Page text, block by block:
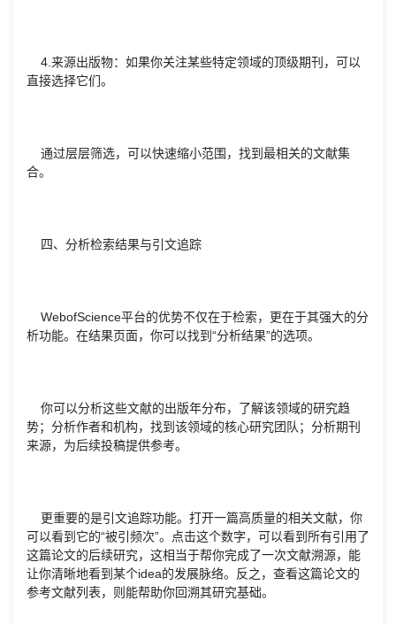
4.来源出版物：如果你关注某些特定领域的顶级期刊，可以
直接选择它们。
通过层层筛选，可以快速缩小范围，找到最相关的文献集
合。
四、分析检索结果与引文追踪
WebofScience平台的优势不仅在于检索，更在于其强大的分
析功能。在结果页面，你可以找到“分析结果”的选项。
你可以分析这些文献的出版年分布，了解该领域的研究趋
势；分析作者和机构，找到该领域的核心研究团队；分析期刊
来源，为后续投稿提供参考。
更重要的是引文追踪功能。打开一篇高质量的相关文献，你
可以看到它的“被引频次”。点击这个数字，可以看到所有引用了
这篇论文的后续研究，这相当于帮你完成了一次文献溯源，能
让你清晰地看到某个idea的发展脉络。反之，查看这篇论文的
参考文献列表，则能帮助你回溯其研究基础。